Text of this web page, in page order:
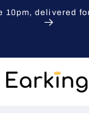
10pm, delivered